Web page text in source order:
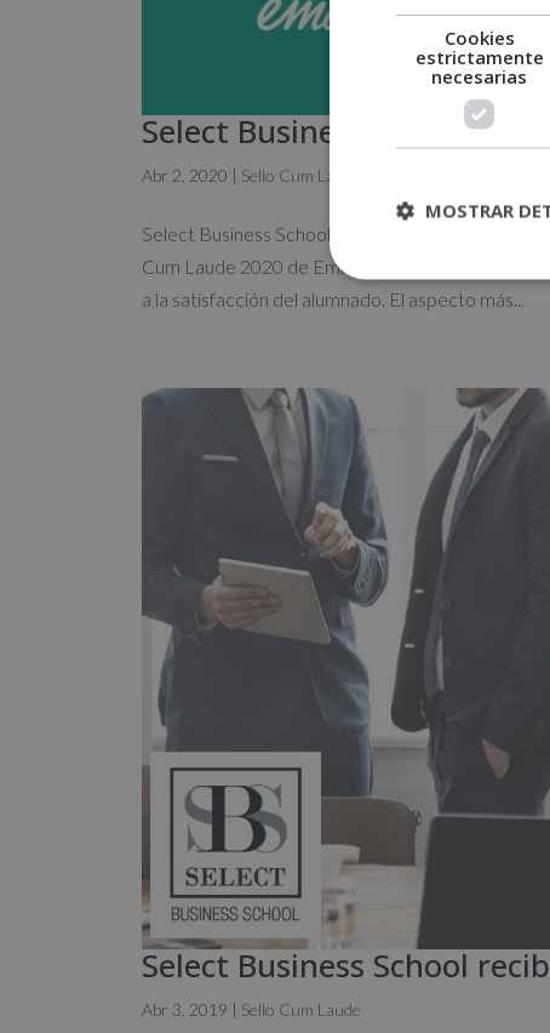
Select Business School
Abr 2, 2020 | Sello Cum Laude
Select Business School recibe el Sello Cum
Cum Laude 2020 de Emagister, otorgado a los
a la satisfacción del alumnado. El aspecto más...
Select Business School
Abr 3, 2019 | Sello Cum Laude
Cookies
estrictamente
necesarias
MOSTRAR